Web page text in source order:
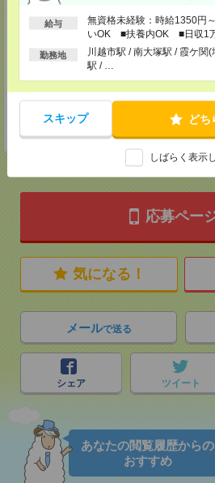
給与
無資格未経験：時給1350円
いOK ■扶養内OK ■日収1
以上
勤務地
川越市駅 / 南大塚駅 / 霞ケ関(
駅 / …
スキップ どち
しばらく表示
メディカルケア事業部 横浜オフィス
神奈川県横浜市保土ケ谷区神戸町134 横浜
TEL：0120-901-799
tenshoku@nikken-ts.jp
担当：採用担当
登録交通費
★今ならご来社登録でQUOカード2000円分
応募ペー
気になる！
メールで送る
シェア ツイート
あなたの閲覧履歴からの
おすすめ